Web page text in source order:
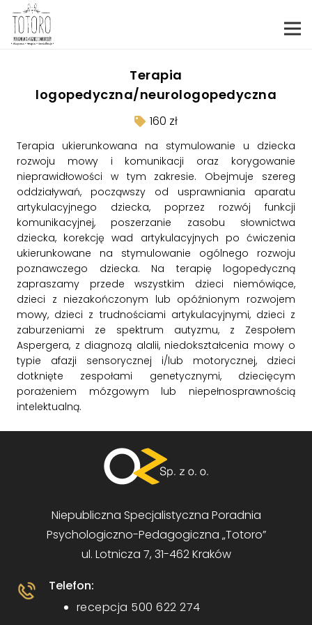
Terapia
logopedyczna/neurologopedyczna
160 zł
Terapia ukierunkowana na stymulowanie u dziecka
rozwoju mowy i komunikacji oraz korygowanie
nieprawidłowości w tym zakresie. Obejmuje szereg
oddziaływań, począwszy od usprawniania aparatu
artykulacyjnego dziecka, poprzez rozwój funkcji
komunikacyjnej, poszerzanie zasobu słownictwa
dziecka, korekcję wad artykulacyjnych po ćwiczenia
ukierunkowane na stymulowanie ogólnego rozwoju
poznawczego dziecka. Na terapię logopedyczną
zapraszamy przede wszystkim dzieci niemówiące,
dzieci z niezakończonym lub opóźnionym rozwojem
mowy, dzieci z trudnościami artykulacyjnymi, dzieci z
zaburzeniami ze spektrum autyzmu, z Zespołem
Aspergera, z diagnozą alalii, niedokształcenia mowy o
typie afazji sensorycznej i/lub motorycznej, dzieci
dotknięte zespołami genetycznymi, dziecięcym
porażeniem mózgowym lub niepełnosprawnością
intelektualną.
Niepubliczna Specjalistyczna Poradnia
Psychologiczno-Pedagogiczna „Totoro”
ul. Lotnicza 7, 31-462 Kraków
Telefon:
recepcja 500 622 274